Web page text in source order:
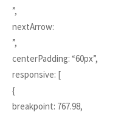
”,
nextArrow:
”,
centerPadding: “60px”,
responsive: [
{
breakpoint: 767.98,